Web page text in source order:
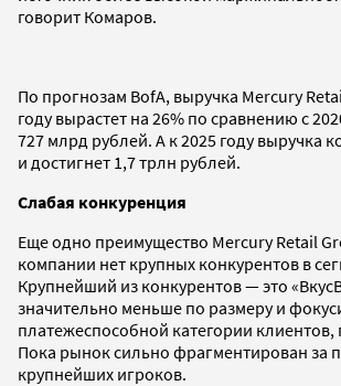
говорит Комаров.
По прогнозам BofA, выручка Mercury
году вырастет на 26% по сравнению с
727 млрд рублей. А к 2025 году выручка
и достигнет 1,7 трлн рублей.
Слабая конкуренция
Еще одно преимущество Mercury Retail
компании нет крупных конкурентов в
Крупнейший из конкурентов — это
значительно меньше по размеру и
платежеспособной категории клиентов,
Пока рынок сильно фрагментирован за
крупнейших игроков.